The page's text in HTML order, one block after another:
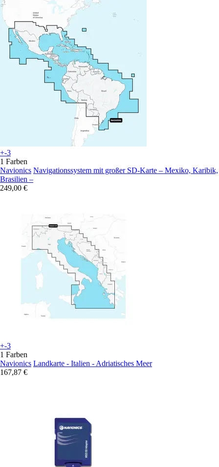
+-3
1 Farben
Navionics Navigationssystem mit großer SD-Karte – Mexiko, Karibik,
Brasilien –
249,00 €
+-3
1 Farben
Navionics Landkarte - Italien - Adriatisches Meer
167,87 €